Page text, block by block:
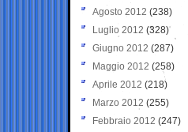
Agosto 2012 (238)
Luglio 2012 (328)
Giugno 2012 (287)
Maggio 2012 (258)
Aprile 2012 (218)
Marzo 2012 (255)
Febbraio 2012 (247)